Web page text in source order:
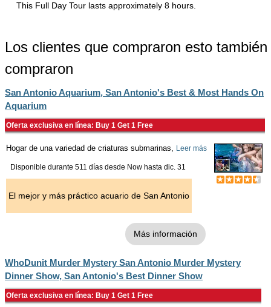
This Full Day Tour lasts approximately 8 hours.
Los clientes que compraron esto también
compraron
San Antonio Aquarium, San Antonio's Best & Most Hands On
Aquarium
Oferta exclusiva en línea: Buy 1 Get 1 Free
Hogar de una variedad de criaturas submarinas, Leer más
Disponible durante 511 días desde Now hasta dic. 31
El mejor y más práctico acuario de San Antonio
Más información
WhoDunit Murder Mystery San Antonio Murder Mystery
Dinner Show, San Antonio's Best Dinner Show
Oferta exclusiva en línea: Buy 1 Get 1 Free